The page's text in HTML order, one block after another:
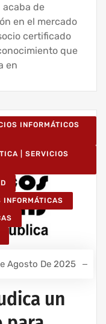
acaba de
en el mercado
certificado
que
en
INFORMÁTICOS
| SERVICIOS
INFORMÁTICAS
Agosto De 2025
un